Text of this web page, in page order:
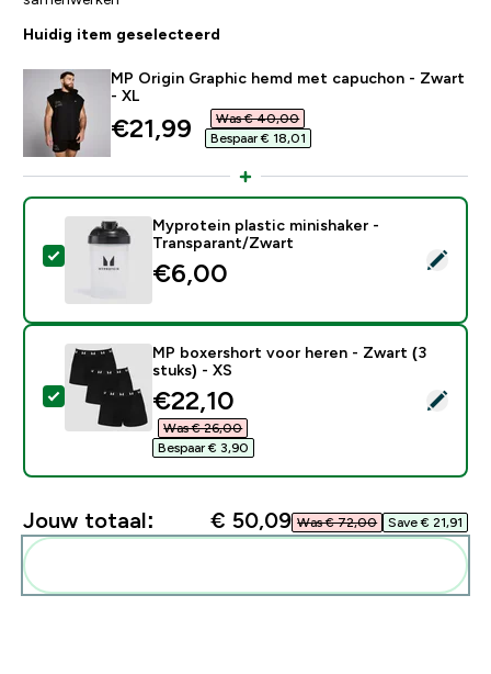
Huidig item geselecteerd
MP Origin Graphic hemd met capuchon - Zwart
- XL
discounted price
€21,99‎
Was € 40,00‎
Bespaar € 18,01‎
Selecteer dit product - Myprotein plastic minishaker
Myprotein plastic minishaker -
Transparant/Zwart
€6,00‎
Selecteer dit product - MP boxershort voor heren -
MP boxershort voor heren - Zwart (3
stuks) - XS
discounted price
€22,10‎
Was € 26,00‎
Bespaar € 3,90‎
Jouw totaal: € 50,09‎ Was € 72,00‎ Save € 21,91‎